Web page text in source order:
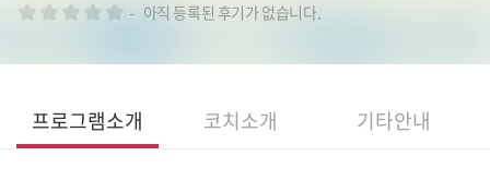
- 아직 등록된 후기가 없습니다.
프로그램소개 코치소개 기타안내